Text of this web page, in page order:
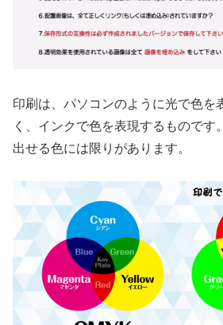
印刷は、パソコンのように光で色を
く、インクで色を表現するものです。
出せる色には限りがあります。